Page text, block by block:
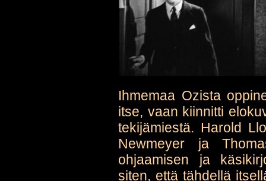
Ihmemaa Ozista
itse, vaan kiinnitti
tekijämiestä. Harold
Newmeyer ja
ohjaamisen ja
siten, että tähdellä